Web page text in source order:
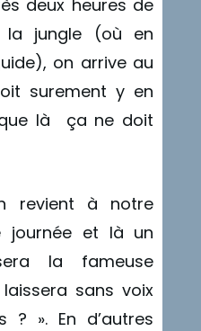
deux heures de
la jungle (où en
on arrive au
surement y en
là ça ne doit
revient à notre
journée et là un
la fameuse
sans voix
? ». En d’autres